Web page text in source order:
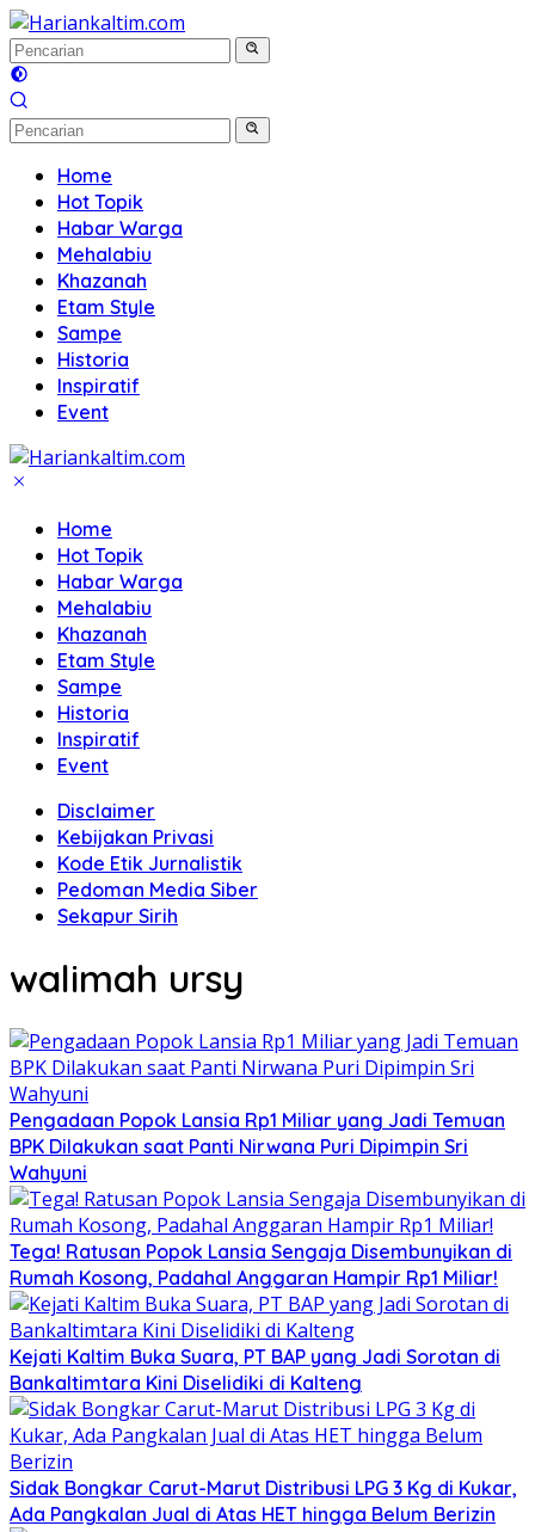
Langsung
ke
konten
Home
Hot Topik
Habar Warga
Mehalabiu
Khazanah
Etam Style
Sampe
Historia
Inspiratif
Event
Home
Hot Topik
Habar Warga
Mehalabiu
Khazanah
Etam Style
Sampe
Historia
Inspiratif
Event
Disclaimer
Kebijakan Privasi
Kode Etik Jurnalistik
Pedoman Media Siber
Sekapur Sirih
walimah ursy
Pengadaan Popok Lansia Rp1 Miliar yang Jadi Temuan
BPK Dilakukan saat Panti Nirwana Puri Dipimpin Sri
Wahyuni
Tega! Ratusan Popok Lansia Sengaja Disembunyikan di
Rumah Kosong, Padahal Anggaran Hampir Rp1 Miliar!
Kejati Kaltim Buka Suara, PT BAP yang Jadi Sorotan di
Bankaltimtara Kini Diselidiki di Kalteng
Sidak Bongkar Carut-Marut Distribusi LPG 3 Kg di Kukar,
Ada Pangkalan Jual di Atas HET hingga Belum Berizin